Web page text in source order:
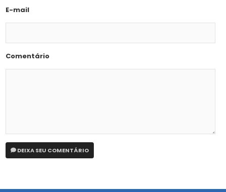
E-mail
Comentário
DEIXA SEU COMENTÁRIO